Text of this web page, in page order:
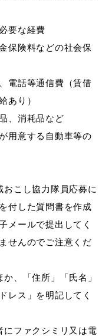
要な経費
保険料などの社会保
電話等通信費（賃借
あり）
、消耗品など
用意する自動車等の
おこし協力隊員応募に
付した質問書を作成
メールで提出してく
せんのでご注意くだ
、「住所」「氏名」
レス」を明記してく
にファクシミリ又は電